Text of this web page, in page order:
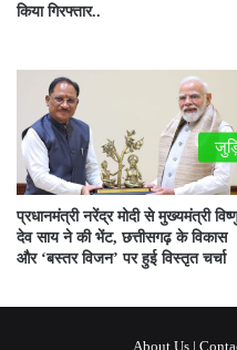
किया गिरफ्तार..
प्रधानमंत्री नरेंद्र मोदी से मुख्यमंत्री
देव साय ने की भेंट, छत्तीसगढ़ के विकास
और ‘बस्तर विजन’ पर हुई विस्तृत चर्चा
About Us |